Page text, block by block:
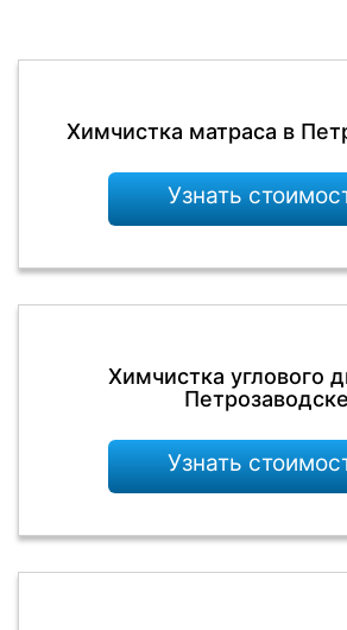
Химчистка матраса в
Узнать
Химчистка углового
Петрозаводске
Узнать